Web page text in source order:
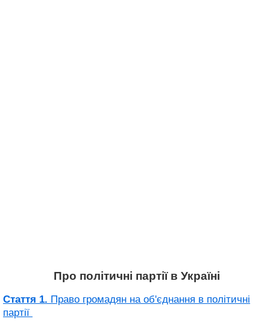
Про політичні партії в Україні
Стаття 1. Право громадян на об'єднання в політичні
партії